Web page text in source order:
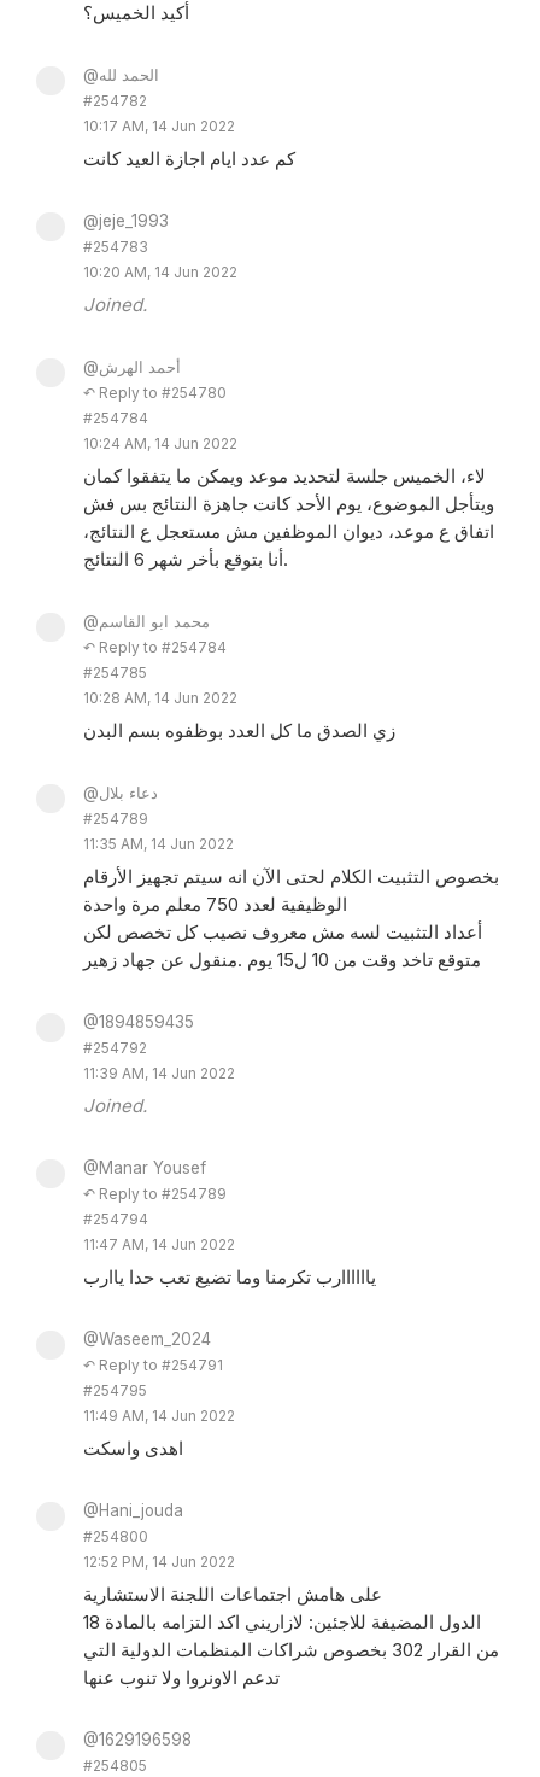
أكيد الخميس؟
@الحمد لله
#254782
10:17 AM, 14 Jun 2022
كم عدد ايام اجازة العيد كانت
@jeje_1993
#254783
10:20 AM, 14 Jun 2022
Joined.
@أحمد الهرش
↶ Reply to #254780
#254784
10:24 AM, 14 Jun 2022
لاء، الخميس جلسة لتحديد موعد ويمكن ما يتفقوا كمان
ويتأجل الموضوع، يوم الأحد كانت جاهزة النتائج بس فش
اتفاق ع موعد، ديوان الموظفين مش مستعجل ع النتائج،
أنا بتوقع بأخر شهر 6 النتائج.
@محمد ابو القاسم
↶ Reply to #254784
#254785
10:28 AM, 14 Jun 2022
زي الصدق ما كل العدد بوظفوه بسم البدن
@دعاء بلال
#254789
11:35 AM, 14 Jun 2022
بخصوص التثبيت الكلام لحتى الآن انه سيتم تجهيز الأرقام
الوظيفية لعدد 750 معلم مرة واحدة
أعداد التثبيت لسه مش معروف نصيب كل تخصص لكن
متوقع تاخد وقت من 10 ل15 يوم .منقول عن جهاد زهير
@1894859435
#254792
11:39 AM, 14 Jun 2022
Joined.
@Manar Yousef
↶ Reply to #254789
#254794
11:47 AM, 14 Jun 2022
ياااااارب تكرمنا وما تضيع تعب حدا ياارب
@Waseem_2024
↶ Reply to #254791
#254795
11:49 AM, 14 Jun 2022
اهدى واسكت
@Hani_jouda
#254800
12:52 PM, 14 Jun 2022
على هامش اجتماعات اللجنة الاستشارية
الدول المضيفة للاجئين: لازاريني اكد التزامه بالمادة 18
من القرار 302 بخصوص شراكات المنظمات الدولية التي
تدعم الاونروا ولا تنوب عنها
@1629196598
#254805